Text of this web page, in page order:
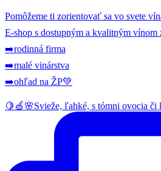
Pomôžeme ti zorientovať sa vo svete
E-shop s dostupným a kvalitným
➡️rodinná firma
➡️malé vinárstva
➡️ohľad na ŽP💚
🍋🍏🌸Svieže, ľahké, s tómni ovocia či